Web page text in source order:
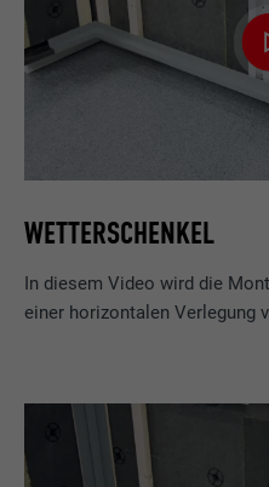
WETTERSCHENKEL
In diesem Video wird die
einer horizontalen Verlegung